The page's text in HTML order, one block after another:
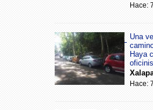
Hace:
Una
Haya
Hace: